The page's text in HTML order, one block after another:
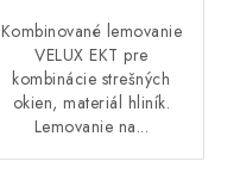
Kombinované lemovanie
VELUX EKT pre
kombinácie strešných
okien, materiál hliník.
Lemovanie na...